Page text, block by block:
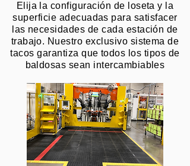
Elija la configuración de loseta y la
superficie adecuadas para satisfacer
las necesidades de cada estación de
trabajo. Nuestro exclusivo sistema de
tacos garantiza que todos los tipos de
baldosas sean intercambiables